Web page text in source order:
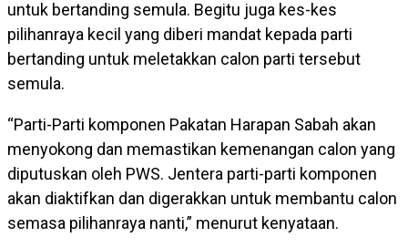
untuk bertanding semula. Begitu juga kes-kes
pilihanraya kecil yang diberi mandat kepada parti
bertanding untuk meletakkan calon parti tersebut
semula.
“Parti-Parti komponen Pakatan Harapan Sabah akan
menyokong dan memastikan kemenangan calon yang
diputuskan oleh PWS. Jentera parti-parti komponen
akan diaktifkan dan digerakkan untuk membantu calon
semasa pilihanraya nanti,” menurut kenyataan.